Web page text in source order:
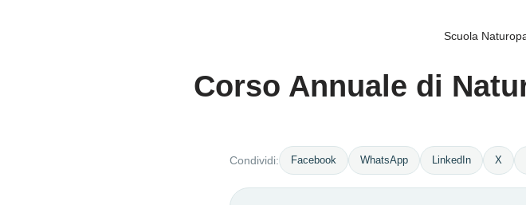
Scuola
Corso Annuale di
Condividi: Facebook WhatsApp LinkedIn X